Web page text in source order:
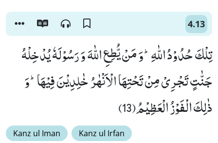
4.13
تِلْكَ حُدُوْدُ اللّٰهِؕ-وَ مَنْ یُّطِعِ اللّٰهَ وَ رَسُوْلَهٗ یُدْخِلْهُ
جَنّٰتٍ تَجْرِیْ مِنْ تَحْتِهَا الْاَنْهٰرُ خٰلِدِیْنَ فِیْهَاؕ-وَ
ذٰلِكَ الْفَوْزُ الْعَظِیْمُ(13)
Kanz ul Iman Kanz ul Irfan